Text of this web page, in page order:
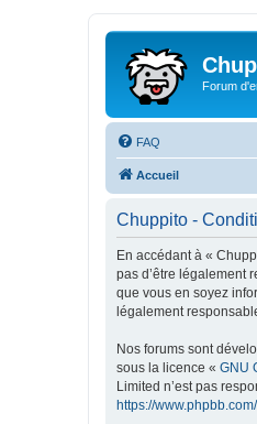
Forum
FAQ
Accueil
Chuppito -
En accédant à «
pas d’être légalement
que vous en soyez
légalement
Nos forums sont
sous la licence « GNU
Limited n’est pas
https://www.phpbb.com/